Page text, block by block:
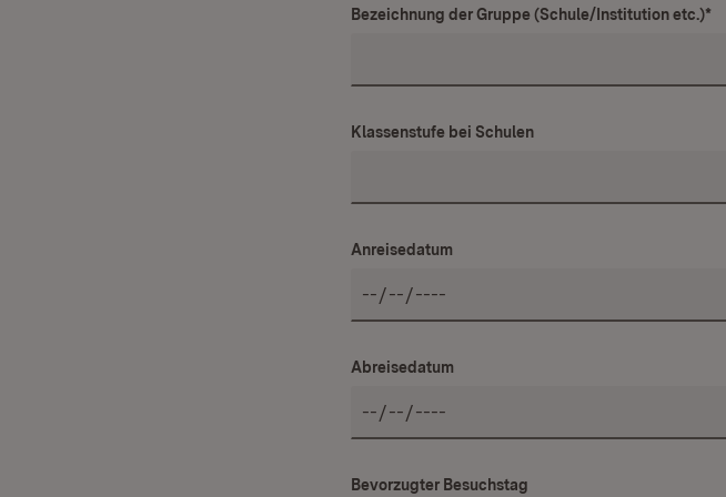
Bezeichnung der Gruppe (Schule/Institution etc.)*
Klassenstufe bei Schulen
Anreisedatum
Abreisedatum
Bevorzugter Besuchstag